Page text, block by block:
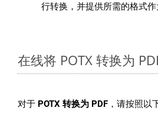
行转换，并提供所需的格式作
在线将 POTX 转换为
对于 POTX 转换为 PDF ，请按照以